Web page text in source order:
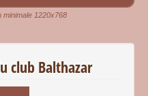
minimale 1220x768
club Balthazar